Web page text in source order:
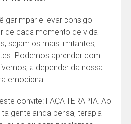
garimpar e levar consigo
de cada momento de vida,
sejam os mais limitantes,
Podemos aprender com
a depender da nossa
emocional.
convite: FAÇA TERAPIA. Ao
gente ainda pensa, terapia